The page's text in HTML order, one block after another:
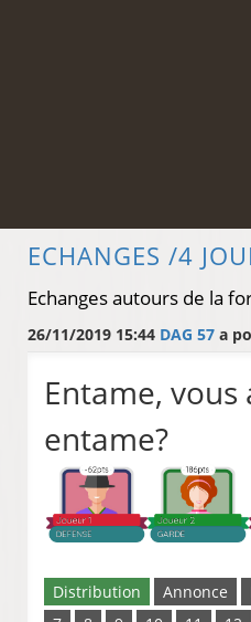
ECHANGES /4
Echanges autours de la
26/11/2019 15:44 DAG 57 a
Entame, vous
entame?
Distribution Annonce